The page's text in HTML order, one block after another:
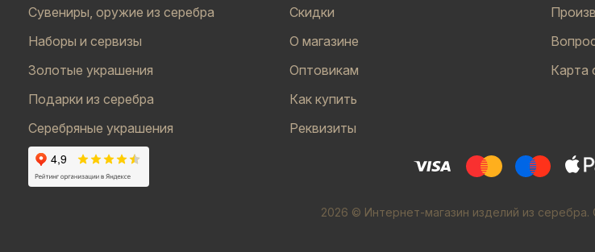
Сувениры, оружие из серебра
Наборы и сервизы
Золотые украшения
Подарки из серебра
Серебряные украшения
Скидки
О магазине
Оптовикам
Как купить
Реквизиты
Карта
2026 © Интернет-магазин изделий из